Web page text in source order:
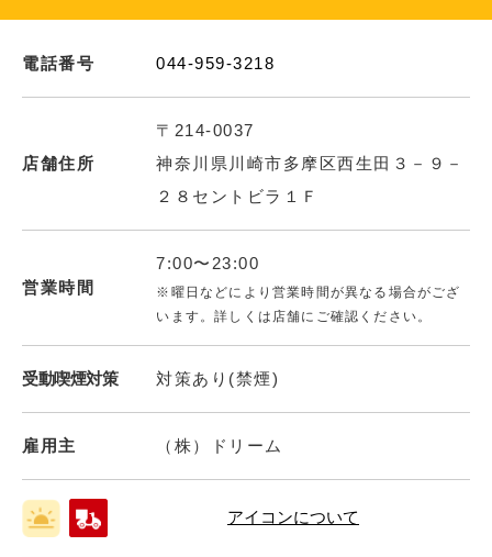
電話番号 044-959-3218
店舗住所
〒214-0037
神奈川県川崎市多摩区西生田３－９－
２８セントビラ１Ｆ
営業時間
7:00〜23:00
※曜日などにより営業時間が異なる場合がござ
います。詳しくは店舗にご確認ください。
受動喫煙対策 対策あり(禁煙)
雇用主 （株）ドリーム
アイコンについて